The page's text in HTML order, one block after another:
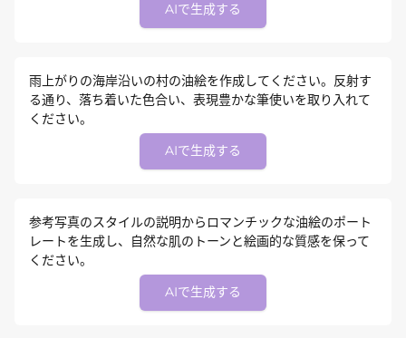
AIで生成する
雨上がりの海岸沿いの村の油絵を作成してください。反射す
る通り、落ち着いた色合い、表現豊かな筆使いを取り入れて
ください。
AIで生成する
参考写真のスタイルの説明からロマンチックな油絵のポート
レートを生成し、自然な肌のトーンと絵画的な質感を保って
ください。
AIで生成する